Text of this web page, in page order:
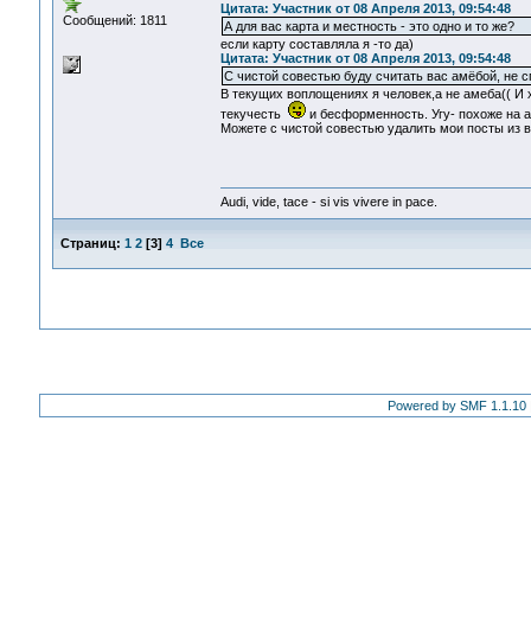
Сообщений: 1811
Цитата: Участник от 08 Апреля 2013, 09:54:48
А для вас карта и местность - это одно и то же?
если карту составляла я -то да)
Цитата: Участник от 08 Апреля 2013, 09:54:48
С чистой совестью буду считать вас амёбой, не
В текущих воплощениях я человек,а не амеба((
текучесть
и бесформенность. Угу- похоже на
Можете с чистой совестью удалить мои посты из
Audi, vide, tace - si vis vivere in pace.
Страниц: 1 2[3] 4 Все
Powered by SMF 1.1.10